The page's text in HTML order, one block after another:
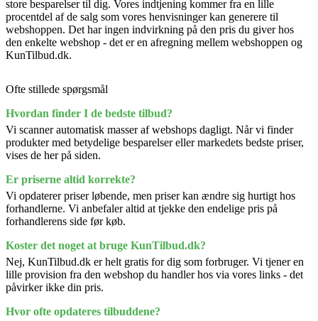
store besparelser til dig. Vores indtjening kommer fra en lille
procentdel af de salg som vores henvisninger kan generere til
webshoppen. Det har ingen indvirkning på den pris du giver hos
den enkelte webshop - det er en afregning mellem webshoppen og
KunTilbud.dk.
Ofte stillede spørgsmål
Hvordan finder I de bedste tilbud?
Vi scanner automatisk masser af webshops dagligt. Når vi finder
produkter med betydelige besparelser eller markedets bedste priser,
vises de her på siden.
Er priserne altid korrekte?
Vi opdaterer priser løbende, men priser kan ændre sig hurtigt hos
forhandlerne. Vi anbefaler altid at tjekke den endelige pris på
forhandlerens side før køb.
Koster det noget at bruge KunTilbud.dk?
Nej, KunTilbud.dk er helt gratis for dig som forbruger. Vi tjener en
lille provision fra den webshop du handler hos via vores links - det
påvirker ikke din pris.
Hvor ofte opdateres tilbuddene?